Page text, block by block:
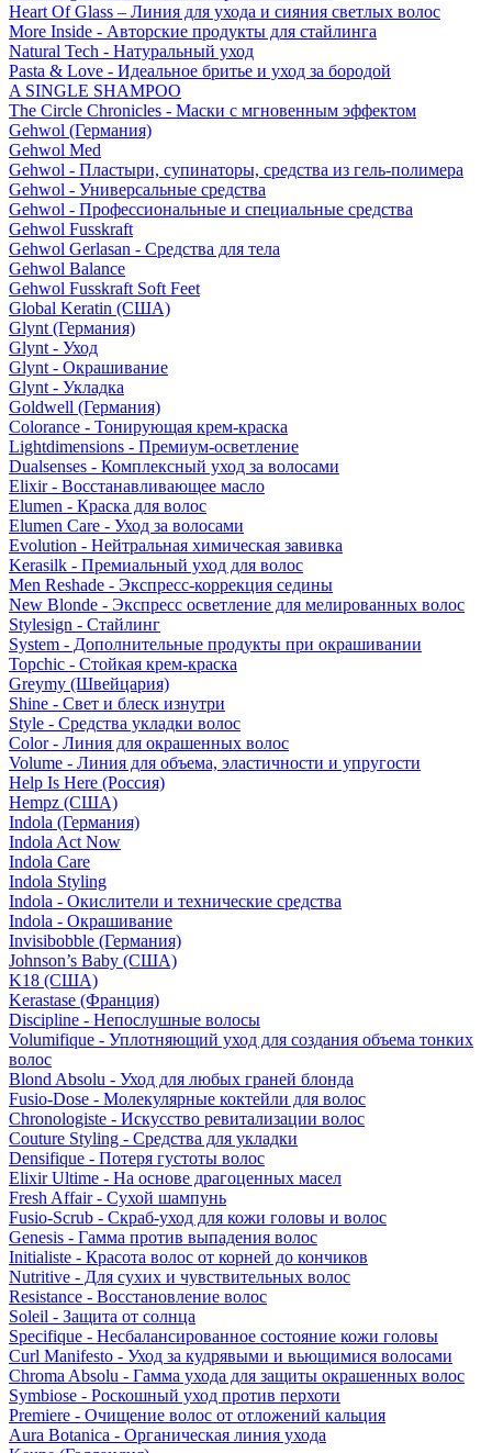
Heart Of Glass – Линия для ухода и сияния светлых волос
More Inside - Авторские продукты для стайлинга
Natural Tech - Натуральный уход
Pasta & Love - Идеальное бритье и уход за бородой
A SINGLE SHAMPOO
The Circle Chronicles - Маски с мгновенным эффектом
Gehwol (Германия)
Gehwol Med
Gehwol - Пластыри, супинаторы, средства из гель-полимера
Gehwol - Универсальные средства
Gehwol - Профессиональные и специальные средства
Gehwol Fusskraft
Gehwol Gerlasan - Средства для тела
Gehwol Balance
Gehwol Fusskraft Soft Feet
Global Keratin (США)
Glynt (Германия)
Glynt - Уход
Glynt - Окрашивание
Glynt - Укладка
Goldwell (Германия)
Colorance - Тонирующая крем-краска
Lightdimensions - Премиум-осветление
Dualsenses - Комплексный уход за волосами
Elixir - Восстанавливающее масло
Elumen - Краска для волос
Elumen Care - Уход за волосами
Evolution - Нейтральная химическая завивка
Kerasilk - Премиальный уход для волос
Men Reshade - Экспресс-коррекция седины
New Blonde - Экспресс осветление для мелированных волос
Stylesign - Стайлинг
System - Дополнительные продукты при окрашивании
Topchic - Стойкая крем-краска
Greymy (Швейцария)
Shine - Свет и блеск изнутри
Style - Средства укладки волос
Color - Линия для окрашенных волос
Volume - Линия для объема, эластичности и упругости
Help Is Here (Россия)
Hempz (США)
Indola (Германия)
Indola Act Now
Indola Care
Indola Styling
Indola - Окислители и технические средства
Indola - Окрашивание
Invisibobble (Германия)
Johnson’s Baby (США)
K18 (США)
Kerastase (Франция)
Discipline - Непослушные волосы
Volumifique - Уплотняющий уход для создания объема тонких
волос
Blond Absolu - Уход для любых граней блонда
Fusio-Dose - Молекулярные коктейли для волос
Chronologiste - Искусство ревитализации волос
Couture Styling - Средства для укладки
Densifique - Потеря густоты волос
Elixir Ultime - На основе драгоценных масел
Fresh Affair - Сухой шампунь
Fusio-Scrub - Скраб-уход для кожи головы и волос
Genesis - Гамма против выпадения волос
Initialiste - Красота волос от корней до кончиков
Nutritive - Для сухих и чувствительных волос
Resistance - Восстановление волос
Soleil - Защита от солнца
Specifique - Несбалансированное состояние кожи головы
Curl Manifesto - Уход за кудрявыми и вьющимися волосами
Chroma Absolu - Гамма ухода для защиты окрашенных волос
Symbiose - Роскошный уход против перхоти
Premiere - Очищение волос от отложений кальция
Aura Botanica - Органическая линия ухода